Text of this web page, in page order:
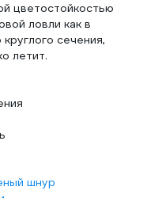
цветостойкостью
ловли как в
сечения,
летит.
шнур